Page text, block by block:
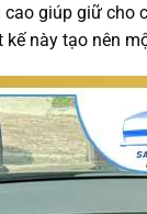
giúp giữ
này tạo nên